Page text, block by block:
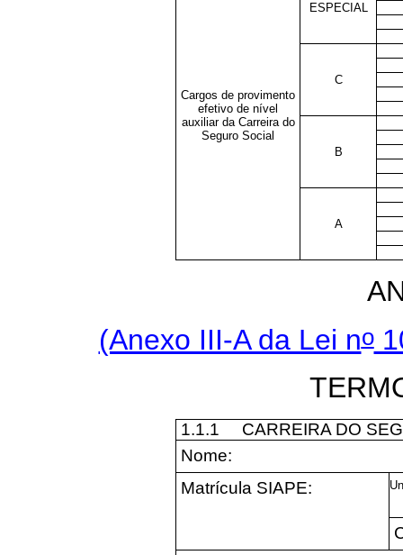
Cargos de provimento
efetivo de nível
auxiliar da Carreira do
Seguro Social
ESPECIAL
C
B
A
(Anexo III-A da Lei no
1.1.1
CARREIRA DO
Nome:
Matrícula SIAPE: